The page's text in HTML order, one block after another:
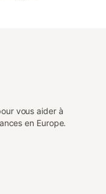
vous aider à
en Europe.